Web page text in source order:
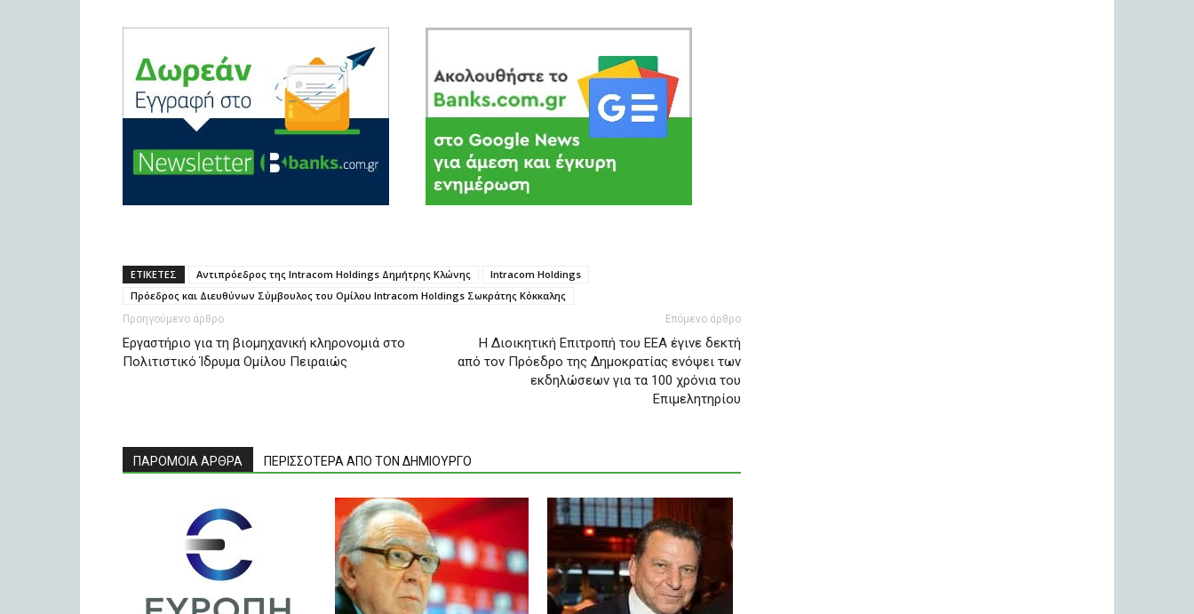
ΕΤΙΚΕΤΕΣ Αντιπρόεδρος της Intracom Holdings Δημήτρης Κλώνης
Ιntracom Holdings
Πρόεδρος και Διευθύνων Σύμβουλος του Ομίλου Intracom Holdings Σωκράτης Κόκκαλης
Προηγούμενο άρθρο
Εργαστήριο για τη βιομηχανική κληρονομιά στο
Πολιτιστικό Ίδρυμα Ομίλου Πειραιώς
Επόμενο άρθρο
Η Διοικητική Επιτροπή του ΕΕΑ έγινε δεκτή
από τον Πρόεδρο της Δημοκρατίας ενόψει των
εκδηλώσεων για τα 100 χρόνια του
Επιμελητηρίου
ΠΑΡΟΜΟΙΑ ΑΡΘΡΑ ΠΕΡΙΣΣΟΤΕΡΑ ΑΠΟ ΤΟΝ ΔΗΜΙΟΥΡΓΟ